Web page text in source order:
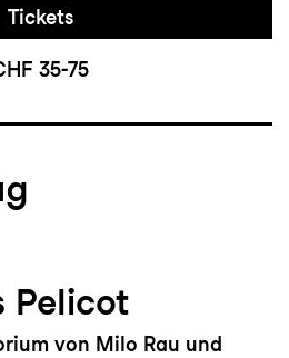
Tickets
35-75
Pelicot
von Milo Rau und